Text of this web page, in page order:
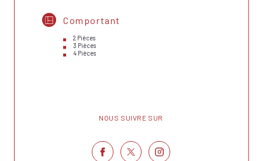
Comportant
2 Pièces
3 Pièces
4 Pièces
NOUS SUIVRE SUR